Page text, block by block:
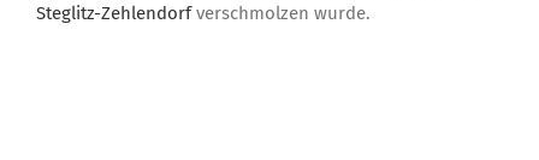
Steglitz-Zehlendorfverschmolzen wurde.